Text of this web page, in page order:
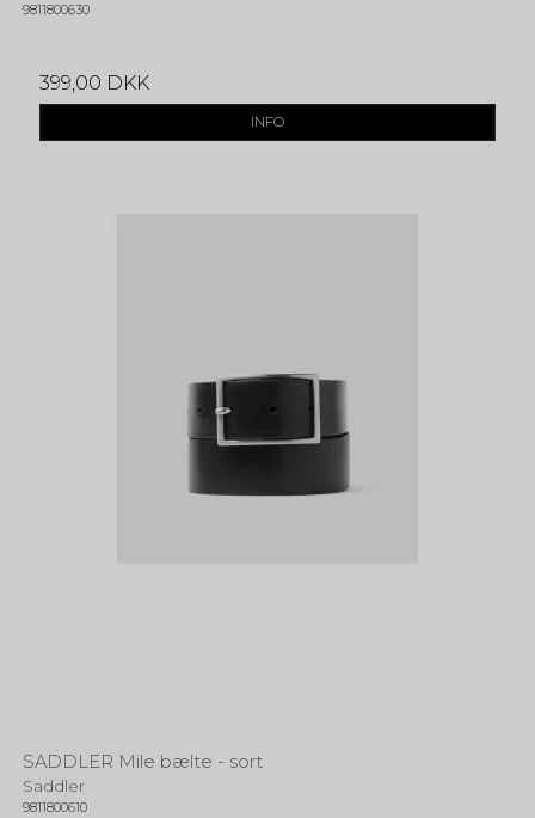
9811800630
399,00 DKK
INFO
SADDLER Mile bælte - sort
Saddler
9811800610